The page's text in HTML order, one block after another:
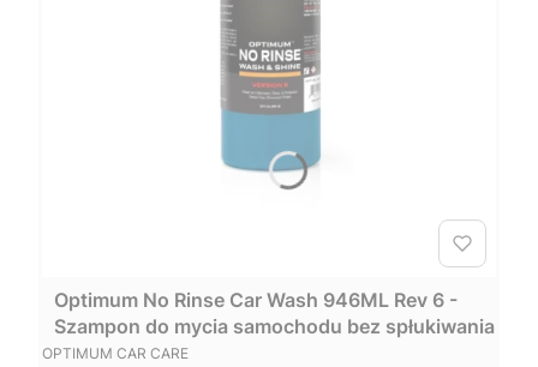
Optimum No Rinse Car Wash 946ML Rev 6 -
Szampon do mycia samochodu bez spłukiwania
PRODUCENT
OPTIMUM CAR CARE